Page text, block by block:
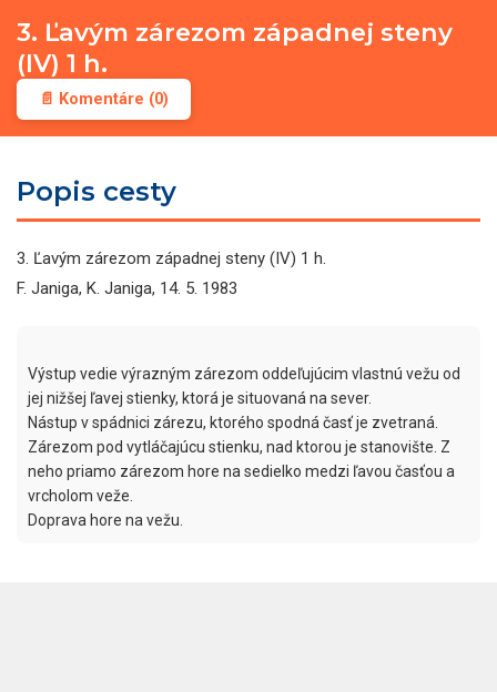
3. Ľavým zárezom západnej steny
(IV) 1 h.
📄 Komentáre (0)
Popis cesty
3. Ľavým zárezom západnej steny (IV) 1 h.
F. Janiga, K. Janiga, 14. 5. 1983
Výstup vedie výrazným zárezom oddeľujúcim vlastnú vežu od
jej nižšej ľavej stienky, ktorá je situovaná na sever.
Nástup v spádnici zárezu, ktorého spodná časť je zvetraná.
Zárezom pod vytláčajúcu stienku, nad ktorou je stanovište. Z
neho priamo zárezom hore na sedielko medzi ľavou časťou a
vrcholom veže.
Doprava hore na vežu.